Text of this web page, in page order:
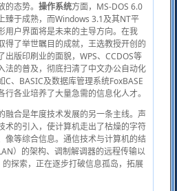
态势。 操作系统方面，MS-DOS 6.0
臻于成熟，而Windows 3.1及其NT平
用户界面将是未来的主导方向。在我
得了举世瞩目的成就，王选教授开创的
出版印刷业的面貌，WPS、CCDOS等
法的普及，彻底扫清了中文办公自动化
C、BASIC及数据库管理系统FoxBASE
各业培养了大量急需的信息化人才。
融合是年度技术发展的另一条主线。声
术的引入，使计算机走出了枯燥的字符
像等综合信息。通信技术与计算机的结
）的架构、调制解调器的远程传输以
探索，正在逐步打破信息孤岛，拓展